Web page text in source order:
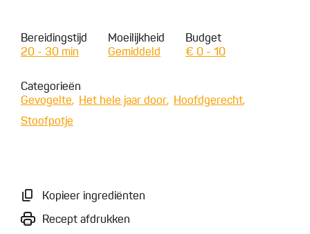
Bereidingstijd
20 - 30 min
Moeilijkheid
Gemiddeld
Budget
€ 0 - 10
Categorieën
Gevogelte
Het hele jaar door
Hoofdgerecht
Stoofpotje
Kopieer ingrediënten
Recept afdrukken